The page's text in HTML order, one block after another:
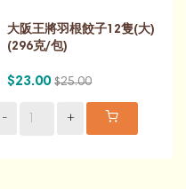
大阪王將羽根餃子12隻(大)
(296克/包)
$23.00 $25.00
- +